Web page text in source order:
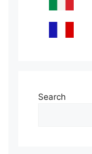
Search